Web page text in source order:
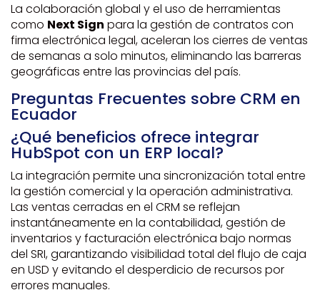
La colaboración global y el uso de herramientas
como Next Sign para la gestión de contratos con
firma electrónica legal, aceleran los cierres de ventas
de semanas a solo minutos, eliminando las barreras
geográficas entre las provincias del país.
Preguntas Frecuentes sobre CRM en
Ecuador
¿Qué beneficios ofrece integrar
HubSpot con un ERP local?
La integración permite una sincronización total entre
la gestión comercial y la operación administrativa.
Las ventas cerradas en el CRM se reflejan
instantáneamente en la contabilidad, gestión de
inventarios y facturación electrónica bajo normas
del SRI, garantizando visibilidad total del flujo de caja
en USD y evitando el desperdicio de recursos por
errores manuales.